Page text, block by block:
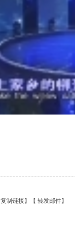
复制链接】【 转发邮件】